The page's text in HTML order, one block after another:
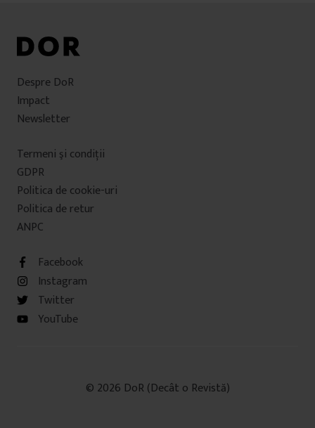
Despre DoR
Impact
Newsletter
Termeni şi condiţii
GDPR
Politica de cookie-uri
Politica de retur
ANPC
Facebook
Instagram
Twitter
YouTube
© 2026 DoR (Decât o Revistă)